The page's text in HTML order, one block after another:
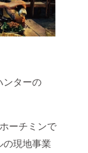
ンターの
ーチミンで
現地事業